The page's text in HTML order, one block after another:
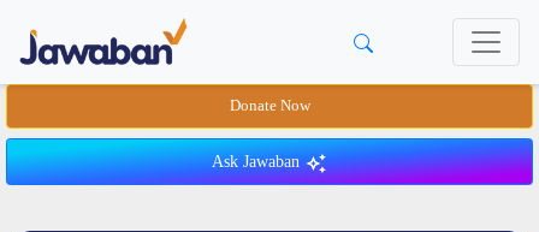
Donate Now
Ask Jawaban